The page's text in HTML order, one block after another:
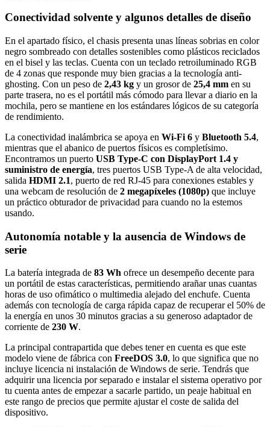
Conectividad solvente y algunos detalles de diseño
En el apartado físico, el chasis presenta unas líneas sobrias en color
negro sombreado con detalles sostenibles como plásticos reciclados
en el bisel y las teclas. Cuenta con un teclado retroiluminado RGB
de 4 zonas que responde muy bien gracias a la tecnología anti-
ghosting. Con un peso de 2,43 kg y un grosor de 25,4 mm en su
parte trasera, no es el portátil más cómodo para llevar a diario en la
mochila, pero se mantiene en los estándares lógicos de su categoría
de rendimiento.
La conectividad inalámbrica se apoya en Wi-Fi 6 y Bluetooth 5.4,
mientras que el abanico de puertos físicos es completísimo.
Encontramos un puerto USB Type-C con DisplayPort 1.4 y
suministro de energía, tres puertos USB Type-A de alta velocidad,
salida HDMI 2.1, puerto de red RJ-45 para conexiones estables y
una webcam de resolución de 2 megapíxeles (1080p) que incluye
un práctico obturador de privacidad para cuando no la estemos
usando.
Autonomía notable y la ausencia de Windows de
serie
La batería integrada de 83 Wh ofrece un desempeño decente para
un portátil de estas características, permitiendo arañar unas cuantas
horas de uso ofimático o multimedia alejado del enchufe. Cuenta
además con tecnología de carga rápida capaz de recuperar el 50% de
la energía en unos 30 minutos gracias a su generoso adaptador de
corriente de 230 W.
La principal contrapartida que debes tener en cuenta es que este
modelo viene de fábrica con FreeDOS 3.0, lo que significa que no
incluye licencia ni instalación de Windows de serie. Tendrás que
adquirir una licencia por separado e instalar el sistema operativo por
tu cuenta antes de empezar a sacarle partido, un peaje habitual en
este rango de precios que permite ajustar el coste de salida del
dispositivo.